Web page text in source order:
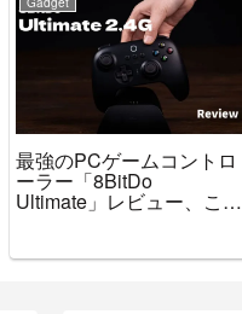
最強のPCゲームコントロ
ーラー「8BitDo
Ultimate」レビュー、これ